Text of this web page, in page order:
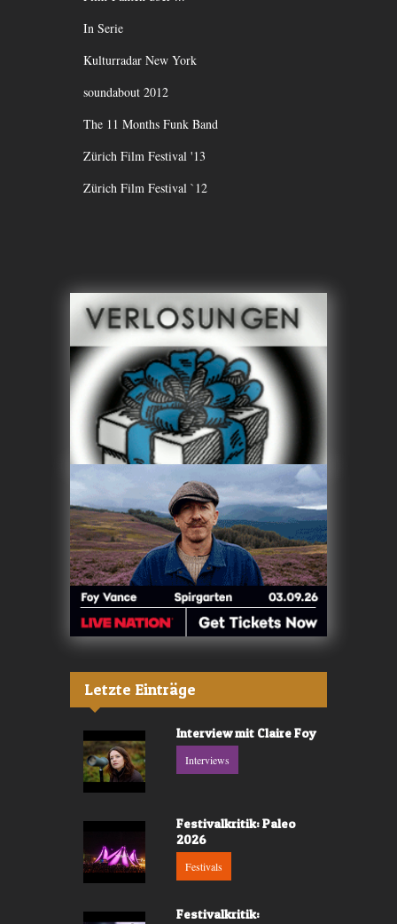
In Serie
Kulturradar New York
soundabout 2012
The 11 Months Funk Band
Zürich Film Festival '13
Zürich Film Festival `12
Letzte Einträge
Interview mit Claire Foy
Interviews
Festivalkritik: Paleo
2026
Festivals
Festivalkritik: